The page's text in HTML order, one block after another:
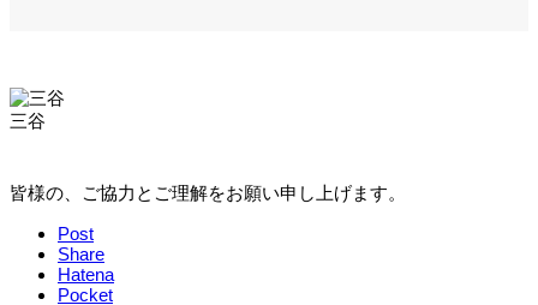
三谷
皆様の、ご協力とご理解をお願い申し上げます。
Post
Share
Hatena
Pocket